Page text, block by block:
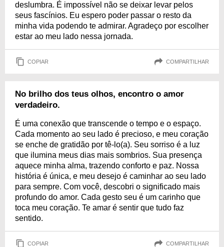
deslumbra. É impossível não se deixar levar pelos
seus fascínios. Eu espero poder passar o resto da
minha vida podendo te admirar. Agradeço por escolher
estar ao meu lado nessa jornada.
COPIAR COMPARTILHAR
No brilho dos teus olhos, encontro o amor
verdadeiro.
É uma conexão que transcende o tempo e o espaço.
Cada momento ao seu lado é precioso, e meu coração
se enche de gratidão por tê-lo(a). Seu sorriso é a luz
que ilumina meus dias mais sombrios. Sua presença
aquece minha alma, trazendo conforto e paz. Nossa
história é única, e meu desejo é caminhar ao seu lado
para sempre. Com você, descobri o significado mais
profundo do amor. Cada gesto seu é um carinho que
toca meu coração. Te amar é sentir que tudo faz
sentido.
COPIAR COMPARTILHAR